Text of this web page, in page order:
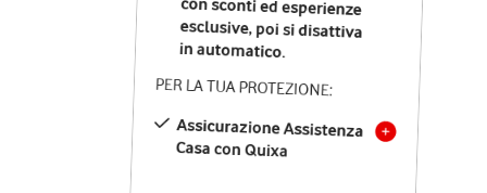
in automatico.
PER LA TUA PROTEZIONE:
Assicurazione Assistenza
Casa con Quixa